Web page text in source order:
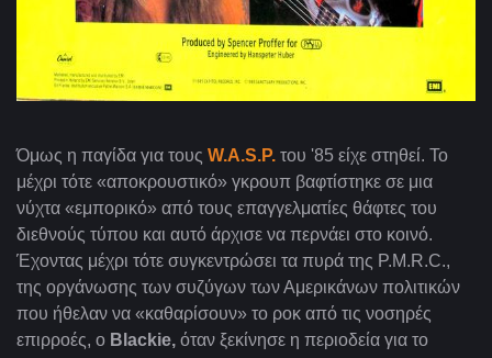
Όμως η παγίδα για τους W.A.S.P. του '85 είχε στηθεί. Το
μέχρι τότε «αποκρουστικό» γκρουπ βαφτίστηκε σε μια
νύχτα «εμπορικό» από τους επαγγελματίες θάφτες του
διεθνούς τύπου και αυτό άρχισε να περνάει στο κοινό.
Έχοντας μέχρι τότε συγκεντρώσει τα πυρά της P.M.R.C.,
της οργάνωσης των συζύγων των Αμερικάνων πολιτικών
που ήθελαν να «καθαρίσουν» το ροκ από τις νοσηρές
επιρροές, ο Blackie, όταν ξεκίνησε η περιοδεία για το